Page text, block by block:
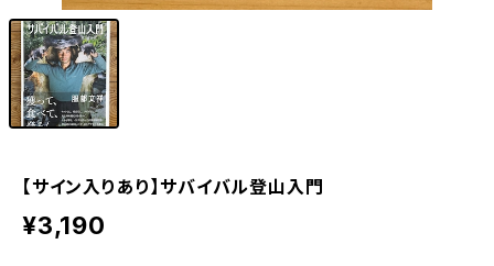
【サイン入りあり】サバイバル登山入門
¥3,190